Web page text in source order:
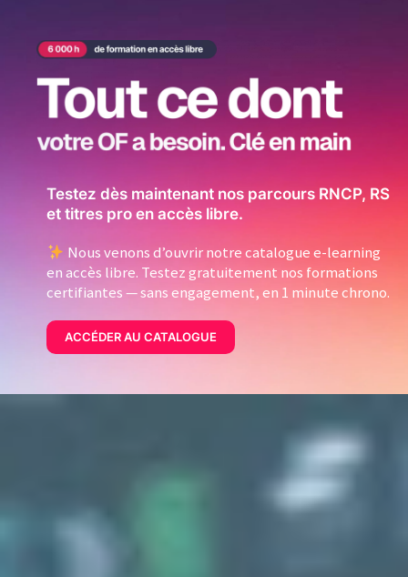
Testez dès maintenant nos parcours RNCP, RS
et titres pro en accès libre.
Nous venons d’ouvrir notre catalogue e-learning
en accès libre. Testez gratuitement nos formations
certifiantes — sans engagement, en 1 minute chrono.
ACCÉDER AU CATALOGUE